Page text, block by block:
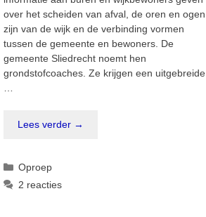
over het scheiden van afval, de oren en ogen
zijn van de wijk en de verbinding vormen
tussen de gemeente en bewoners. De
gemeente Sliedrecht noemt hen
grondstofcoaches. Ze krijgen een uitgebreide
Lees verder →
Categorieën
Oproep
2 reacties